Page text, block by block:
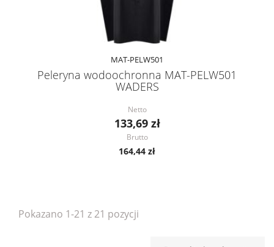
MAT-PELW501
Peleryna wodoochronna MAT-PELW501
WADERS
Netto
133,69 zł
Brutto
164,44 zł
Pokazano 1-21 z 21 pozycji